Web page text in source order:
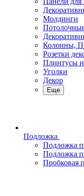
Молдинги
Колонны,
Розетки
Плинтусы
Уголки
Декор
Еще
Подложка
Подложка
Подложка
Пробковая